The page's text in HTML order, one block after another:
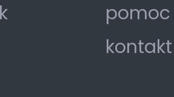
pomoc
kontakt